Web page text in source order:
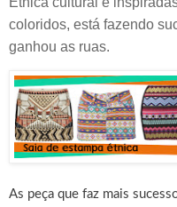
coloridos, está fazendo
ganhou as ruas.
As peça que faz mais